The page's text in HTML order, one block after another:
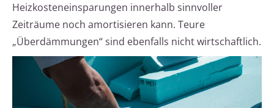
Heizkosteneinsparungen innerhalb sinnvoller
Zeiträume noch amortisieren kann. Teure
„Überdämmungen“ sind ebenfalls nicht wirtschaftlich.